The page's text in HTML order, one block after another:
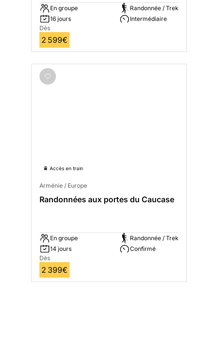
En groupe
16 jours
Randonnée / Trek
Intermédiaire
Dès
2 599€
🚆 Accès en train
Arménie / Europe
Randonnées aux portes du Caucase
En groupe
14 jours
Randonnée / Trek
Confirmé
Dès
2 399€